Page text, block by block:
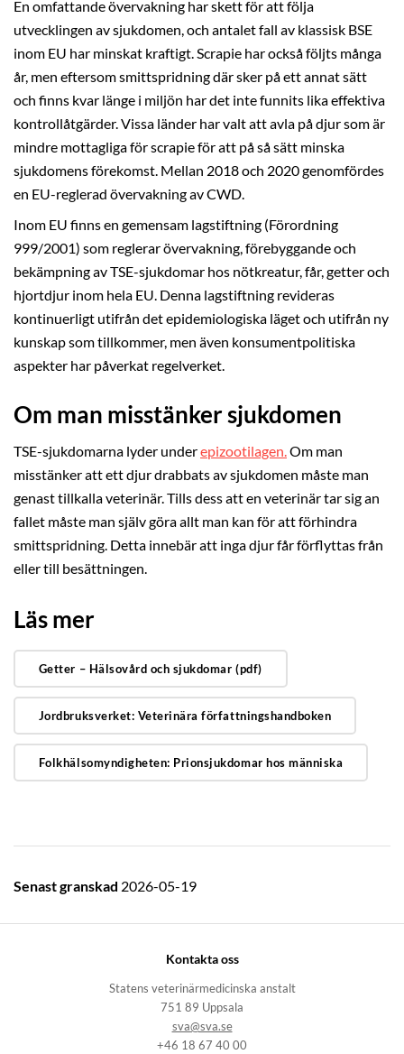
En omfattande övervakning har skett för att följa
utvecklingen av sjukdomen, och antalet fall av klassisk BSE
inom EU har minskat kraftigt. Scrapie har också följts många
år, men eftersom smittspridning där sker på ett annat sätt
och finns kvar länge i miljön har det inte funnits lika effektiva
kontrollåtgärder. Vissa länder har valt att avla på djur som är
mindre mottagliga för scrapie för att på så sätt minska
sjukdomens förekomst. Mellan 2018 och 2020 genomfördes
en EU-reglerad övervakning av CWD.
Inom EU finns en gemensam lagstiftning (Förordning
999/2001) som reglerar övervakning, förebyggande och
bekämpning av TSE-sjukdomar hos nötkreatur, får, getter och
hjortdjur inom hela EU. Denna lagstiftning revideras
kontinuerligt utifrån det epidemiologiska läget och utifrån ny
kunskap som tillkommer, men även konsumentpolitiska
aspekter har påverkat regelverket.
Om man misstänker sjukdomen
TSE-sjukdomarna lyder underepizootilagen.Om man
misstänker att ett djur drabbats av sjukdomen måste man
genast tillkalla veterinär. Tills dess att en veterinär tar sig an
fallet måste man själv göra allt man kan för att förhindra
smittspridning. Detta innebär att inga djur får förflyttas från
eller till besättningen.
Läs mer
Getter – Hälsovård och sjukdomar (pdf)
Jordbruksverket: Veterinära författningshandboken
Folkhälsomyndigheten: Prionsjukdomar hos människa
Senast granskad 2026-05-19
Kontakta oss
Statens veterinärmedicinska anstalt
751 89 Uppsala
sva@sva.se
+46 18 67 40 00